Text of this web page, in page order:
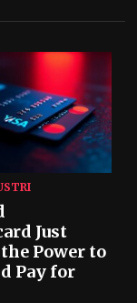
Just
Power to
Pay for